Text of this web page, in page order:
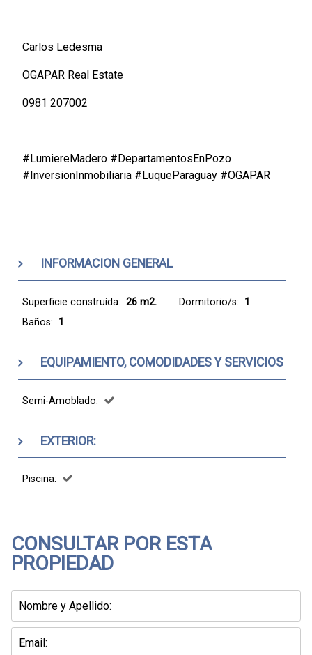
Carlos Ledesma
OGAPAR Real Estate
0981 207002
#LumiereMadero #DepartamentosEnPozo
#InversionInmobiliaria #LuqueParaguay #OGAPAR
INFORMACION GENERAL
Superficie construída: 26 m2. Dormitorio/s: 1
Baños: 1
EQUIPAMIENTO, COMODIDADES Y SERVICIOS
Semi-Amoblado:
EXTERIOR:
Piscina:
CONSULTAR POR ESTA
PROPIEDAD